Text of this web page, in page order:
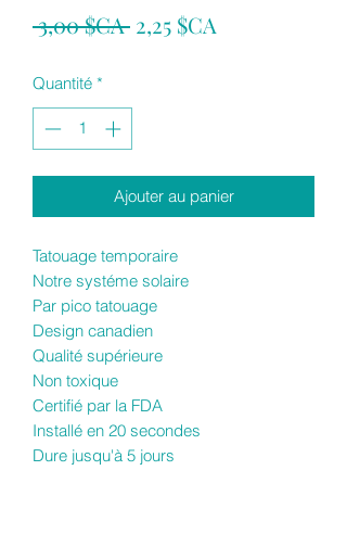
3,00 $CA Prix
2,25 $CA
Quantité *
Ajouter au panier
Tatouage temporaire
Notre systéme solaire
Par pico tatouage
Design canadien
Qualité supérieure
Non toxique
Certifié par la FDA
Installé en 20 secondes
Dure jusqu'à 5 jours